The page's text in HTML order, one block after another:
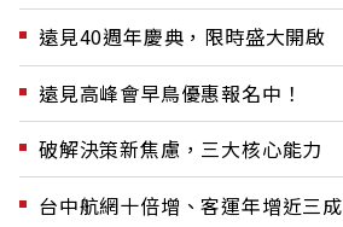
遠見40週年慶典，限時盛大開啟
遠見高峰會早鳥優惠報名中！
破解決策新焦慮，三大核心能力
台中航網十倍增、客運年增近三成